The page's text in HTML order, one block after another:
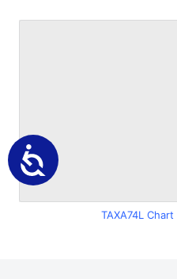
TAXA74L Chart